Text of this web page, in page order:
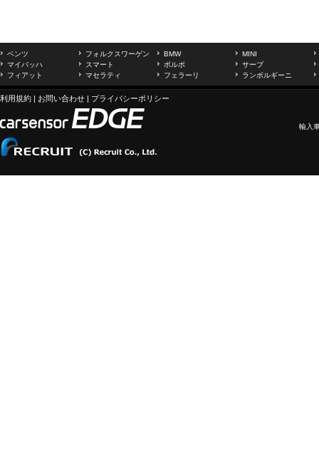
ベンツ フォルクスワーゲン BMW
MINI
マイバッハ
スマート ボルボ
サーブ
フィアット
マセラティ フェラーリ ランボルギーニ
利用規約 | お問い合わせ | プライバシーポリシー
輸入